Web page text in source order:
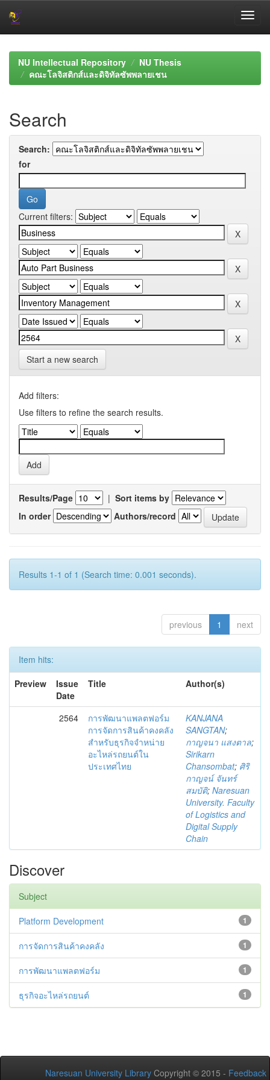
navigationNU Intellectual Repository
NU Thesis
คณะโลจิสติกส์และดิจิทัลซัพพลายเชน
Search
Search:
for
Current filters:
Start a new search
Add filters:
Use filters to refine the search results.
Results/Page | Sort items by
In order
Authors/record
Results 1-1 of 1 (Search time: 0.001 seconds).
previous 1 next
Item hits:
Preview
Issue
Date
Title Author(s)
2564
การพัฒนาแพลตฟอร์ม
การจัดการสินค้าคงคลัง
สำหรับธุรกิจจำหน่าย
อะไหล่รถยนต์ใน
ประเทศไทย
KANJANA
SANGTAN;
กาญจนา แสงตาล;
Sirikarn
Chansombat; ศิริ
กาญจน์ จันทร์
สมบัติ; Naresuan
University. Faculty
of Logistics and
Digital Supply
Chain
Discover
Subject
1
Platform Development
1
การจัดการสินค้าคงคลัง
1
การพัฒนาแพลตฟอร์ม
1
ธุรกิจอะไหล่รถยนต์
Naresuan University Library Copyright © 2015 - Feedback